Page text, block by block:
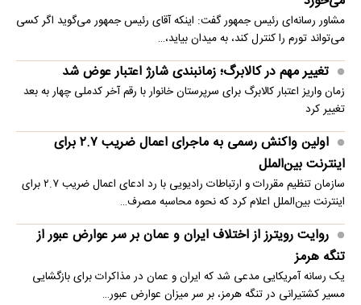
مشاور رسانه‌ای رئیس جمهور گفت: اینکه آقای رئیس جمهور می‌گوید اگر کسی
می‌تواند تورم را کنترل کند، به میدان بیاید،…
تغییر مهم در کالابرگ؛ زمانبندی‌ شارژ اعتبار عوض شد
زمان واریز اعتبار کالابرگ برای سرپرستان خانوار با رقم آخر کدملی چهار به بعد
تغییر کرد
اولین واکنش رسمی به ماجرای اعمال ضریب ۲.۷ برای
اینترنت بین‌الملل
سازمان تنظیم مقررات و ارتباطات رادیویی با رد ادعای اعمال ضریب ۲.۷ برای
اینترنت بین‌الملل اعلام کرد که نحوه محاسبه مصرف…
روایت رویترز از اختلاف ایران و عمان بر سر عوارض عبور از
تنگه هرمز
یک رسانه آمریکایی مدعی شد که ایران و عمان در مذاکرات برای بازگشایی
مسیر کشتیرانی در تنگه هرمز، بر سر میزان عوارض عبور…